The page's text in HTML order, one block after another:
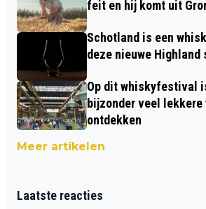
feit en hij komt uit
Schotland is een
deze nieuwe
Op dit whiskyfestival
bijzonder veel lekkere
ontdekken
Meer artikelen
Laatste reacties